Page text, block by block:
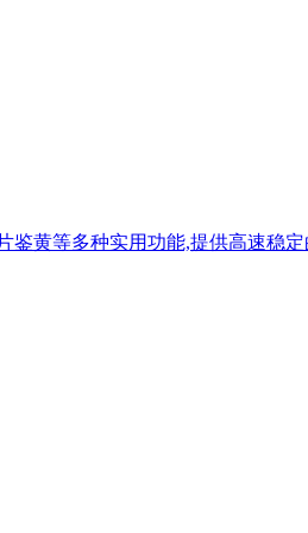
黄等多种实用功能,提供高速稳